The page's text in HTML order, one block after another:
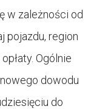
w zależności od
pojazdu, region
Ogólnie
dowodu
do